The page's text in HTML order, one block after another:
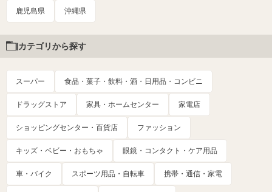
鹿児島県 沖縄県
カテゴリから探す
スーパー 食品・菓子・飲料・酒・日用品・コンビニ
ドラッグストア 家具・ホームセンター 家電店
ショッピングセンター・百貨店 ファッション
キッズ・ベビー・おもちゃ 眼鏡・コンタクト・ケア用品
車・バイク スポーツ用品・自転車 携帯・通信・家電